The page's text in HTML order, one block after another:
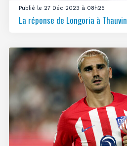
Publié le 27 Déc 2023 à 08h25
La réponse de Longoria à Thauvin